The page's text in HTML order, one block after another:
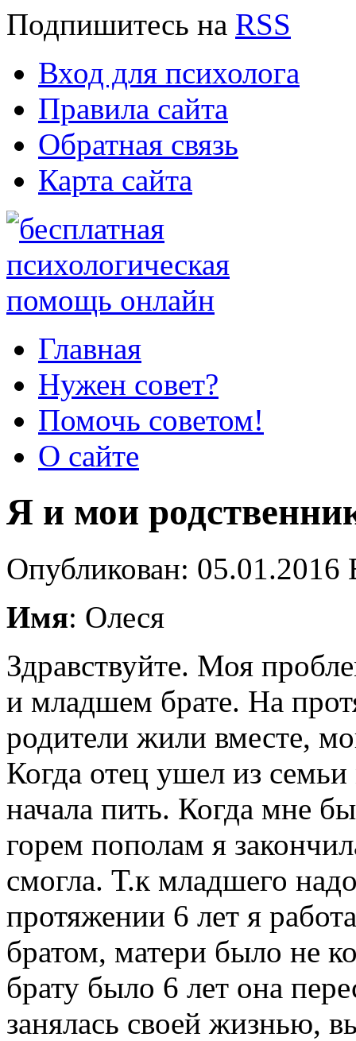
Подпишитесь на RSS
Вход для психолога
Правила сайта
Обратная связь
Карта сайта
Главная
Нужен совет?
Помочь советом!
О сайте
Я и мои
Опубликован:
Имя: Олеся
Здравствуйте. Моя
и младшем брате. На
родители жили вместе,
Когда отец ушел из
начала пить. Когда мне
горем пополам я
смогла. Т.к младшего
протяжении 6 лет я
братом, матери было не
брату было 6 лет она
занялась своей жизнью,